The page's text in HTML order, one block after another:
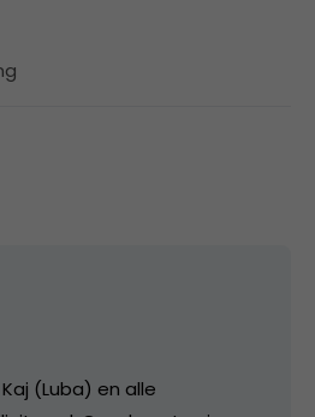
(Luba) en alle